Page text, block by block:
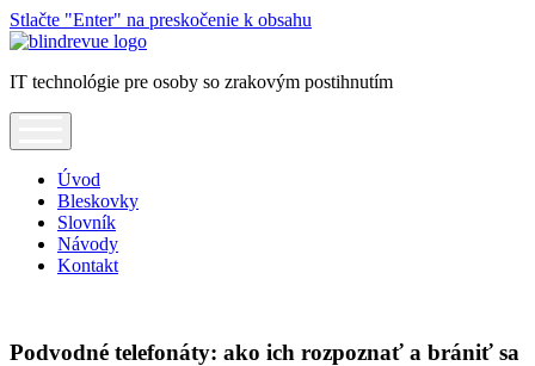
Stlačte "Enter" na preskočenie k obsahu
Blindrevue
IT technológie pre osoby so zrakovým postihnutím
Úvod
Bleskovky
Slovník
Návody
Kontakt
Podvodné telefonáty: ako ich rozpoznať a brániť sa